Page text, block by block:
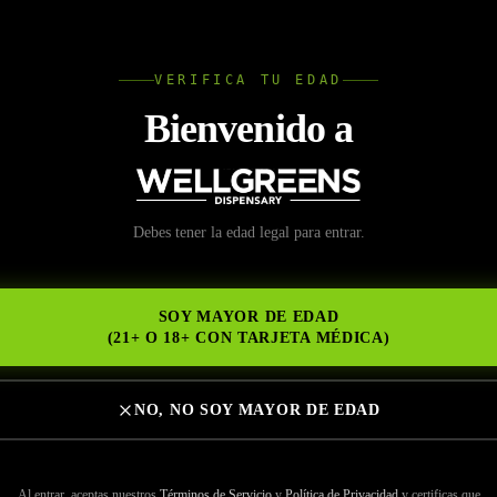
VERIFICA TU EDAD
Bienvenido a
Debes tener la edad legal para entrar.
SOY MAYOR DE EDAD
(21+ O 18+ CON TARJETA MÉDICA)
NO, NO SOY MAYOR DE EDAD
tu visita para
y productos
recreativo en